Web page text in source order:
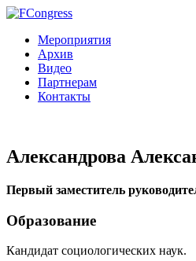
Мероприятия
Архив
Видео
Партнерам
Контакты
Александрова
Первый заместитель
Образование
Кандидат социологических наук.